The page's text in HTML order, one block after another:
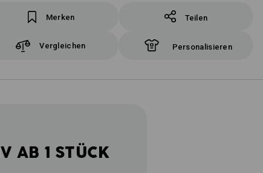
Merken Teilen
Vergleichen Personalisieren
AB 1 STÜCK